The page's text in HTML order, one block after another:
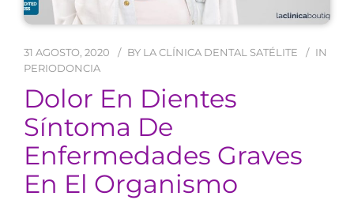
31 AGOSTO, 2020 BY LA CLÍNICA DENTAL SATÉLITE
IN
PERIODONCIA
Dolor En Dientes
Síntoma De
Enfermedades Graves
En El Organismo